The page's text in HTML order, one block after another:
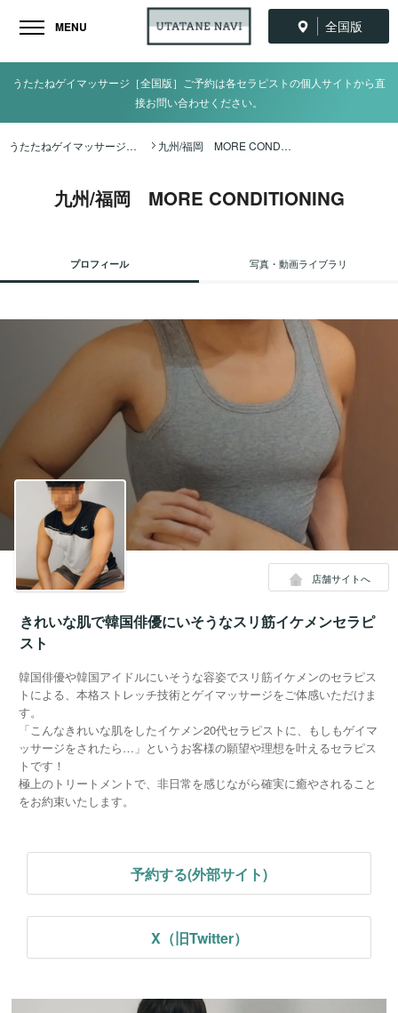
全国版
MENU
うたたねゲイマッサージ［全国版］ご予約は各セラピストの個人サイトから直
接お問い合わせください。
うたたねゲイマッサージ全国ナビ TOP 九州/福岡 MORE CONDITIONING
九州/福岡 MORE CONDITIONING
プロフィール 写真・動画ライブラリ
店舗サイトへ
きれいな肌で韓国俳優にいそうなスリ筋イケメンセラピ
スト
韓国俳優や韓国アイドルにいそうな容姿でスリ筋イケメンのセラピス
トによる、本格ストレッチ技術とゲイマッサージをご体感いただけま
す。
「こんなきれいな肌をしたイケメン20代セラピストに、もしもゲイマ
ッサージをされたら…」というお客様の願望や理想を叶えるセラピス
トです！
極上のトリートメントで、非日常を感じながら確実に癒やされること
をお約束いたします。
予約する(外部サイト)
X（旧Twitter）